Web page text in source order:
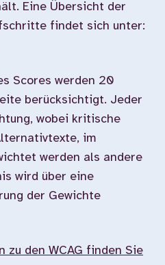
Eine Übersicht der
findet sich unter:
Scores werden 20
berücksichtigt. Jeder
wobei kritische
im
werden als andere
wird über eine
der Gewichte
den WCAG finden Sie